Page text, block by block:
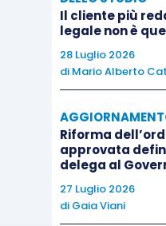
La Corte pertanto
costituzionale
controversie che
dell’esecuzione
notifica della cartella
cui all’art. 50 del
ammesse le
Il cliente più
legale non è
28 Luglio 2026
di Mario Alberto
Riforma
approvata
delega al
27 Luglio 2026
di Gaia Viani